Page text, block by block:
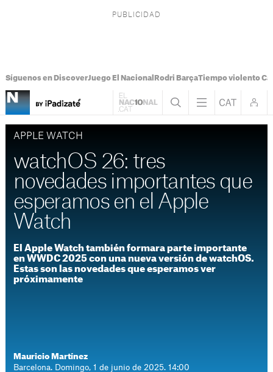
Síguenos en DiscoverJuego El Nacional Rodri BarçaTiempo violento
APPLE WATCH
watchOS 26: tres
novedades importantes que
esperamos en el Apple
Watch
El Apple Watch también formara parte importante
en WWDC 2025 con una nueva versión de watchOS.
Estas son las novedades que esperamos ver
próximamente
Mauricio Martínez
Barcelona. Domingo, 1 de junio de 2025. 14:00